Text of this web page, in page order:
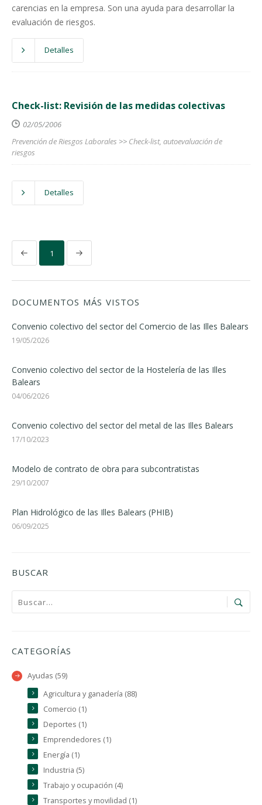
carencias en la empresa. Son una ayuda para desarrollar la
evaluación de riesgos.
Detalles
Check-list: Revisión de las medidas colectivas
02/05/2006
Prevención de Riesgos Laborales >> Check-list, autoevaluación de
riesgos
Detalles
1
DOCUMENTOS MÁS VISTOS
Convenio colectivo del sector del Comercio de las Illes Balears
19/05/2026
Convenio colectivo del sector de la Hostelería de las Illes
Balears
04/06/2026
Convenio colectivo del sector del metal de las Illes Balears
17/10/2023
Modelo de contrato de obra para subcontratistas
29/10/2007
Plan Hidrológico de las Illes Balears (PHIB)
06/09/2025
BUSCAR
CATEGORÍAS
Ayudas (59)
Agricultura y ganadería (88)
Comercio (1)
Deportes (1)
Emprendedores (1)
Energía (1)
Industria (5)
Trabajo y ocupación (4)
Transportes y movilidad (1)